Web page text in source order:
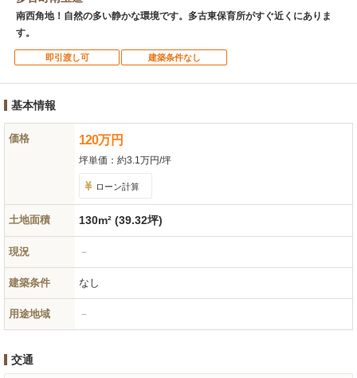
南西角地！自然の多い静かな環境です。多古東保育所がすぐ近くにありま
す。
即引渡し可 建築条件なし
基本情報
価格 120万円
坪単価： 約3.1万円/坪
ローン計算
土地面積 130m² (39.32坪)
現況 －
建築条件 なし
用途地域 －
交通